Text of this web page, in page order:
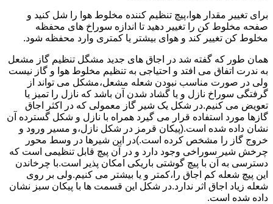
برای تغییر مقدار هوا،پیچ تنظیم کننده مخلوط هوا را شل کنید و
صفحه مخلوط کن را تغییر دهید تا اندازه سوراخ های محفظه
مخلوط کن تغییر کند و هوای بیشتر یا کمتری وارد محفظه شود.
همان طور که گفته شد در اجاق های جدید مشگل تنظیم گاز مشعل
به ندرت اتفاق می افتد و احتیاجی به تنظیم مخلوط هوا و گاز نیست
ولی در صورت مناسب نبودن شعله مشعل،مشکل می تواند از
گرفتگی سوراخ نازل و یا گشاد شدن آن باشد که نازل را تمیز یا
تعویض می کنیم.در شکل یک شیر گاز معمولی که در اکثر اجاق
گازها مورد استفاده قرار می گیرد همراه با نازل و شکل گسترده آن
نشان داده شده است.(پیکان قرمز در شکل نازل،و مسیر ورود و
خروج گاز را مشخص کرده است.)در این شیرها در وسط محور
چرخش شیر سوراخی وجود دارد و در آن پیچ قابل تنظیمی است که
دسترسی به آن با پیچ گوشتی باریکی امکان پذیر است.با چرخاندن
این پیچ شعله کم اجاق را،کمتر و یا بیشتر می کنیم.ولی بر روی
شعله زیاد اجاق اثر ندارد.در شکل این قسمت ها با پیکان سبز نشان
داده شده است.